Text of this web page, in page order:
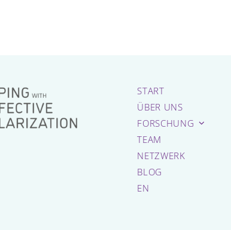
START
ÜBER UNS
FORSCHUNG
TEAM
NETZWERK
BLOG
EN